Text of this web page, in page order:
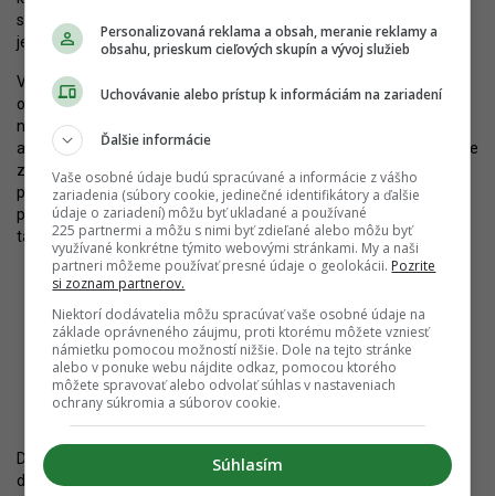
s ohľadom na nedostatočnú úroveň prevedenia cesty prevziať, čo
je potrebné k spusteniu prevádzky.
V budúcnosti nie je vylúčené, že by takto mohli postupovať aj iné
orgány. Napríklad v prípade úseku D4 pri moste Jarovce vzniklo
nezmyselné riešenie, kedy je most vedený ponad železničnú trať
a cestu do Rusoviec na násype a nie na estakáde. Výsledkom je, že
zver, ktorá tadiaľto často migruje, bude zvedená do úzkeho
priestoru popri železničnej trati alebo vozovke, čo vytvára
potenciál pre vznik nebezpečných situácií. Takéto riešenie by
taktiež nemal zodpovedný orgán prebrať.
R7 v úseku Dunajská Lužná - Holice. Napriek tomu, že stavba je
prakticky ukončená, TSK má výhrady ku kvalite prác a nechce ju
prebrať. Zdroj: Združenie Obchvat Nula
D4 a R7 tak zatiaľ spôsobuje viac problémov ako osohu, a existujú
dôvody pre pochybnosti, či s dokončením projektu prídu výrazné
Personalizovaná reklama a obsah, meranie reklamy a
obsahu, prieskum cieľových skupín a vývoj služieb
Uchovávanie alebo prístup k informáciám na zariadení
Ďalšie informácie
Vaše osobné údaje budú spracúvané a informácie z vášho
zariadenia (súbory cookie, jedinečné identifikátory a ďalšie
údaje o zariadení) môžu byť ukladané a používané
225 partnermi a môžu s nimi byť zdieľané alebo môžu byť
využívané konkrétne týmito webovými stránkami. My a naši
partneri môžeme používať presné údaje o geolokácii. Pozrite
si zoznam partnerov.
Niektorí dodávatelia môžu spracúvať vaše osobné údaje na
základe oprávneného záujmu, proti ktorému môžete vzniesť
námietku pomocou možností nižšie. Dole na tejto stránke
alebo v ponuke webu nájdite odkaz, pomocou ktorého
môžete spravovať alebo odvolať súhlas v nastaveniach
ochrany súkromia a súborov cookie.
Súhlasím